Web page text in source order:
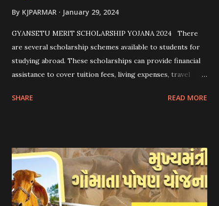
By KJPARMAR January 29, 2024
GYANSETU MERIT SCHOLARSHIP YOJANA 2024 There
are several scholarship schemes available to students for
studying abroad. These scholarships can provide financial
assistance to cover tuition fees, living expenses, travel
scholarship schemes that students can explore: 1.
Scholarships (United Kingdom) - Erasmus+ Program
(European Union) 2. University Scholarships: Most
universities have their own scholarship programs for
international students. These scholarships are often based
SHARE READ MORE